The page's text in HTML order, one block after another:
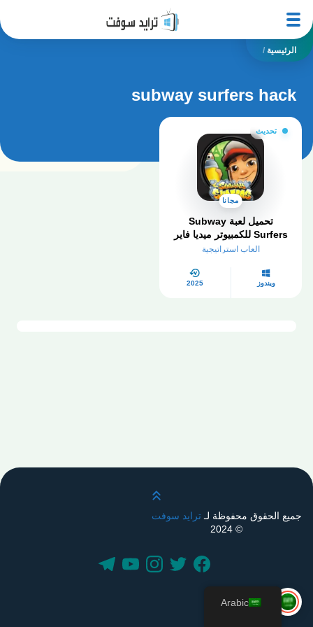
الرئيسية /
subway surfers hack
تحديث
مجانا
تحميل لعبة Subway
Surfers للكمبيوتر​ ميديا فاير
2025 مجانا
العاب استراتيجية
ويندوز 2025
قم بالتمرير لأعلى
جميع الحقوق محفوظة لـترايد سوفت
© 2024
Arabic